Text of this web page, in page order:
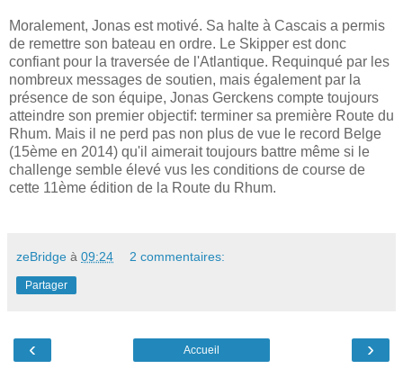
Moralement, Jonas est motivé. Sa halte à Cascais a permis
de remettre son bateau en ordre. Le Skipper est donc
confiant pour la traversée de l'Atlantique. Requinqué par les
nombreux messages de soutien, mais également par la
présence de son équipe, Jonas Gerckens compte toujours
atteindre son premier objectif: terminer sa première Route du
Rhum. Mais il ne perd pas non plus de vue le record Belge
(15ème en 2014) qu'il aimerait toujours battre même si le
challenge semble élevé vus les conditions de course de
cette 11ème édition de la Route du Rhum.
zeBridge à 09:24 2 commentaires:
Partager
‹ ›
Accueil